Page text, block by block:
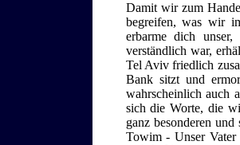
Damit wir zum
begreifen, was wir
erbarme dich
verständlich war,
Tel Aviv friedlich
Bank sitzt und
wahrscheinlich auch
sich die Worte, die
ganz besonderen
Towim - Unser